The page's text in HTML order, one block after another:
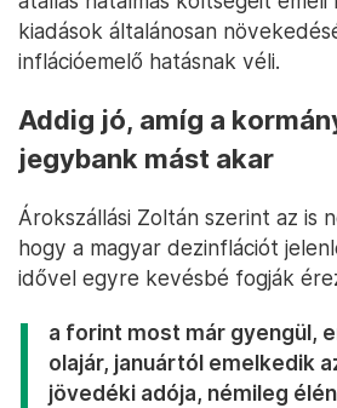
kiadások általánosan
inflációemelő hatásnak véli.
Addig jó, amíg a
jegybank mást akar
Árokszállási Zoltán szerint az is
hogy a magyar dezinflációt
idővel egyre kevésbé fogják
a forint most már gyengül,
olajár, januártól emelkedik
jövedéki adója, némileg